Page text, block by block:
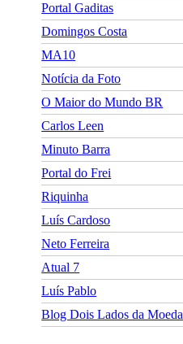
Portal Gaditas
Domingos Costa
MA10
Notícia da Foto
O Maior do Mundo BR
Carlos Leen
Minuto Barra
Portal do Frei
Riquinha
Luís Cardoso
Neto Ferreira
Atual 7
Luís Pablo
Blog Dois Lados da Moeda